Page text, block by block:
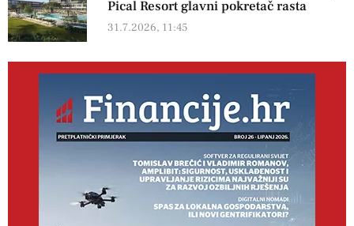
Pical Resort glavni pokretač rasta
31.7.2026, 11:45